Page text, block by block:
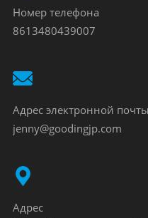
Номер телефона
8613480439007
Адрес электронной почты
jenny@goodingjp.com
Адрес